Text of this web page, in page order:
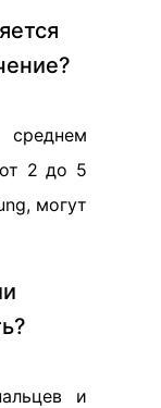
от 2 до 5
могут
и